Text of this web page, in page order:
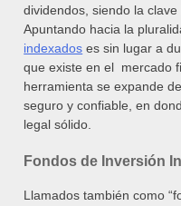
dividendos, siendo la
Apuntando hacia la
indexados es sin lugar a
que existe en el mercado
herramienta se expande
seguro y confiable, en
legal sólido.
Fondos de Inversión
Llamados también como